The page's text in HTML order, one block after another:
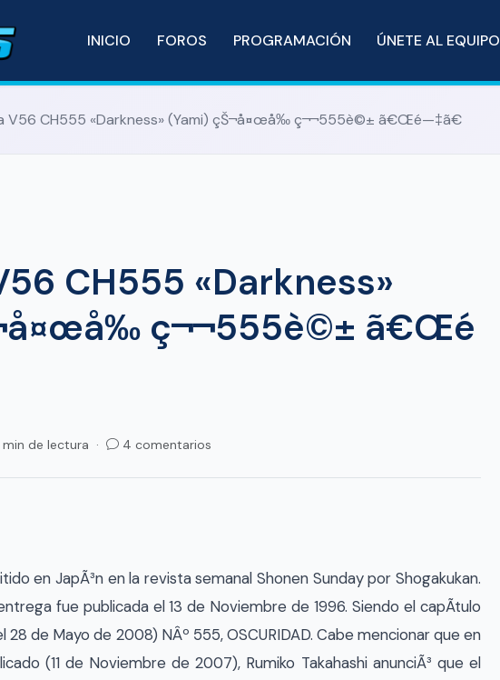
INICIO FOROS PROGRAMACIÓN ÚNETE AL EQUIPO
V56 CH555 «Darkness» (Yami) çŠ¬å¤œå‰ ç¬¬555è©± ã€Œé—‡ã€
CH555 «Darkness»
ç¬¬555è©± ã€Œé
de lectura · 4 comentarios
en JapÃ³n en la revista semanal Shonen Sunday por Shogakukan.
fue publicada el 13 de Noviembre de 1996. Siendo el capÃ­tulo
28 de Mayo de 2008) NÂº 555, OSCURIDAD. Cabe mencionar que en
(11 de Noviembre de 2007), Rumiko Takahashi anunciÃ³ que el